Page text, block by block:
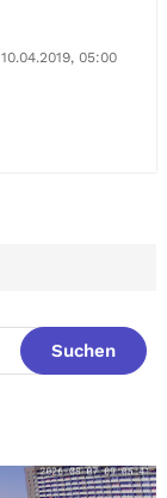
05:00